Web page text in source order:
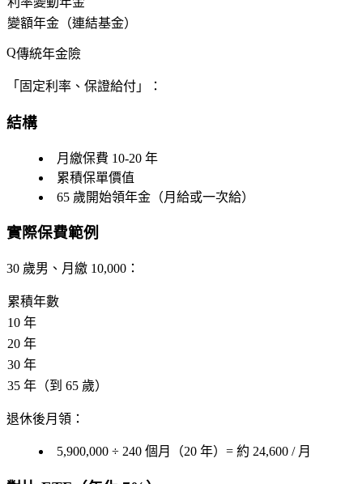
變額年金（連結基金）
傳統年金險
「固定利率、保證給付」：
結構
月繳保費 10-20 年
累積保單價值
65 歲開始領年金（月給或一次給）
實際保費範例
30 歲男、月繳 10,000：
累積年數
10 年
20 年
30 年
35 年（到 65 歲）
退休後月領 ：
5,900,000 ÷ 240 個月（20 年）= 約 24,600 / 月